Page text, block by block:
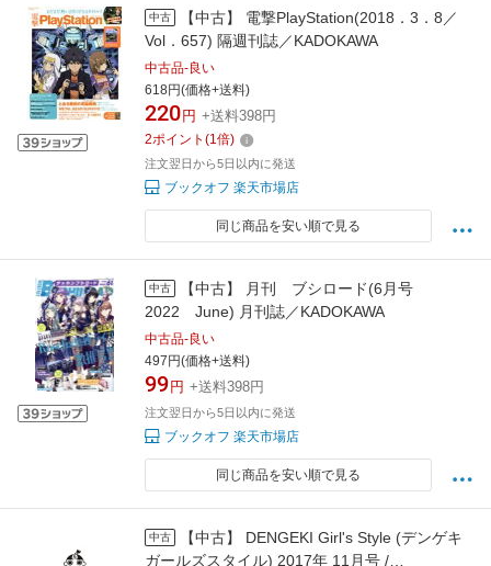
中古
【中古】 電撃PlayStation(2018．3．8／
Vol．657) 隔週刊誌／KADOKAWA
中古品-良い
618円(価格+送料)
220 円 +送料398円
2ポイント (1倍)
注文翌日から5日以内に発送
ブックオフ 楽天市場店
同じ商品を安い順で見る
中古
【中古】 月刊 ブシロード(6月号
2022 June) 月刊誌／KADOKAWA
中古品-良い
497円(価格+送料)
99 円 +送料398円
注文翌日から5日以内に発送
ブックオフ 楽天市場店
同じ商品を安い順で見る
中古
【中古】 DENGEKI Girl's Style (デンゲキ
ガールズスタイル) 2017年 11月号 /